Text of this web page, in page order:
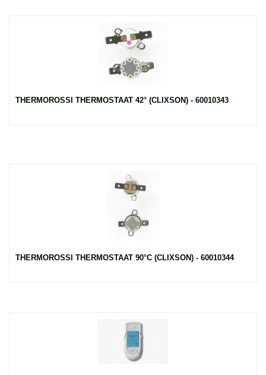
THERMOROSSI THERMOSTAAT 42° (CLIXSON) - 60010343
THERMOROSSI THERMOSTAAT 90°C (CLIXSON) - 60010344